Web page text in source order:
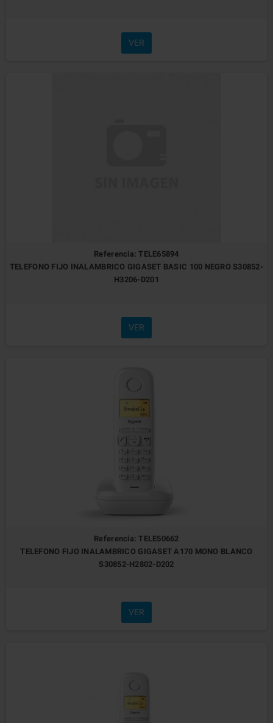
VER
Referencia: TELE65894
TELEFONO FIJO INALAMBRICO GIGASET BASIC 100 NEGRO S30852-
H3206-D201
VER
Referencia: TELE50662
TELEFONO FIJO INALAMBRICO GIGASET A170 MONO BLANCO
S30852-H2802-D202
VER